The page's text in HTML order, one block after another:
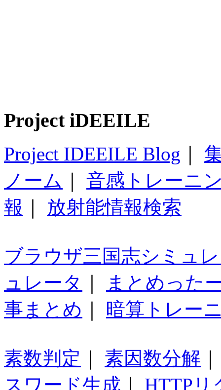
Project iDEEILE
Project IDEEILE Blog
ノーム
音感トレーニ
報
放射能情報検索
ブラウザ三国志シミュ
ュレータ
まとめった
事まとめ
暗算トレー
素数判定 素因数分解
スワード生成
HTTPリ